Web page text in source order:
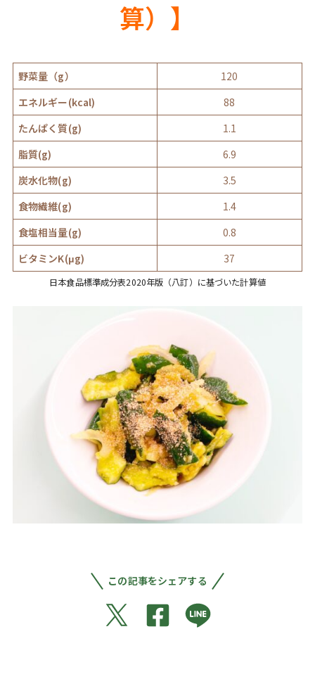
算）】
野菜量（g）
120
エネルギー(kcal)
88
たんぱく質(g)
1.1
脂質(g)
6.9
炭水化物(g)
3.5
食物繊維(g)
1.4
食塩相当量(g)
0.8
ビタミンK(μg)
37
日本食品標準成分表2020年版（八訂）に基づいた計算値
この記事をシェアする